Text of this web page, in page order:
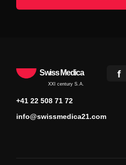
Swiss Medica
XXI century S.A.
+41 22 508 71 72
info@swissmedica21.com